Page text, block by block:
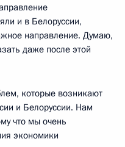
и в Белоруссии,
направление. Думаю,
даже после этой
которые возникают
и Белоруссии. Нам
что мы очень
экономики